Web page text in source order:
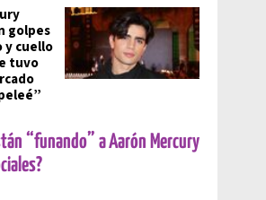
golpes
y cuello
tuvo
“funando” a Aarón Mercury